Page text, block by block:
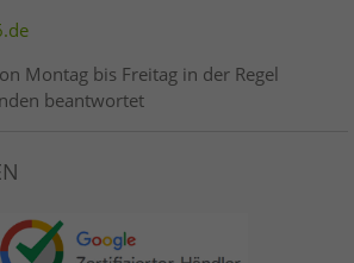
Montag bis Freitag in der Regel
beantwortet